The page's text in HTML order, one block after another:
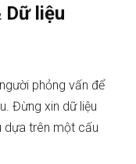
Dữ liệu
phỏng vấn để
Đừng xin dữ liệu
dựa trên một cấu